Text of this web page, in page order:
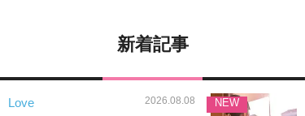
新着記事
Love 2026.08.08 NEW